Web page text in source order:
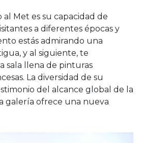
Met es su capacidad de
a diferentes épocas y
estás admirando una
y al siguiente, te
sala llena de pinturas
La diversidad de su
del alcance global de la
galería ofrece una nueva